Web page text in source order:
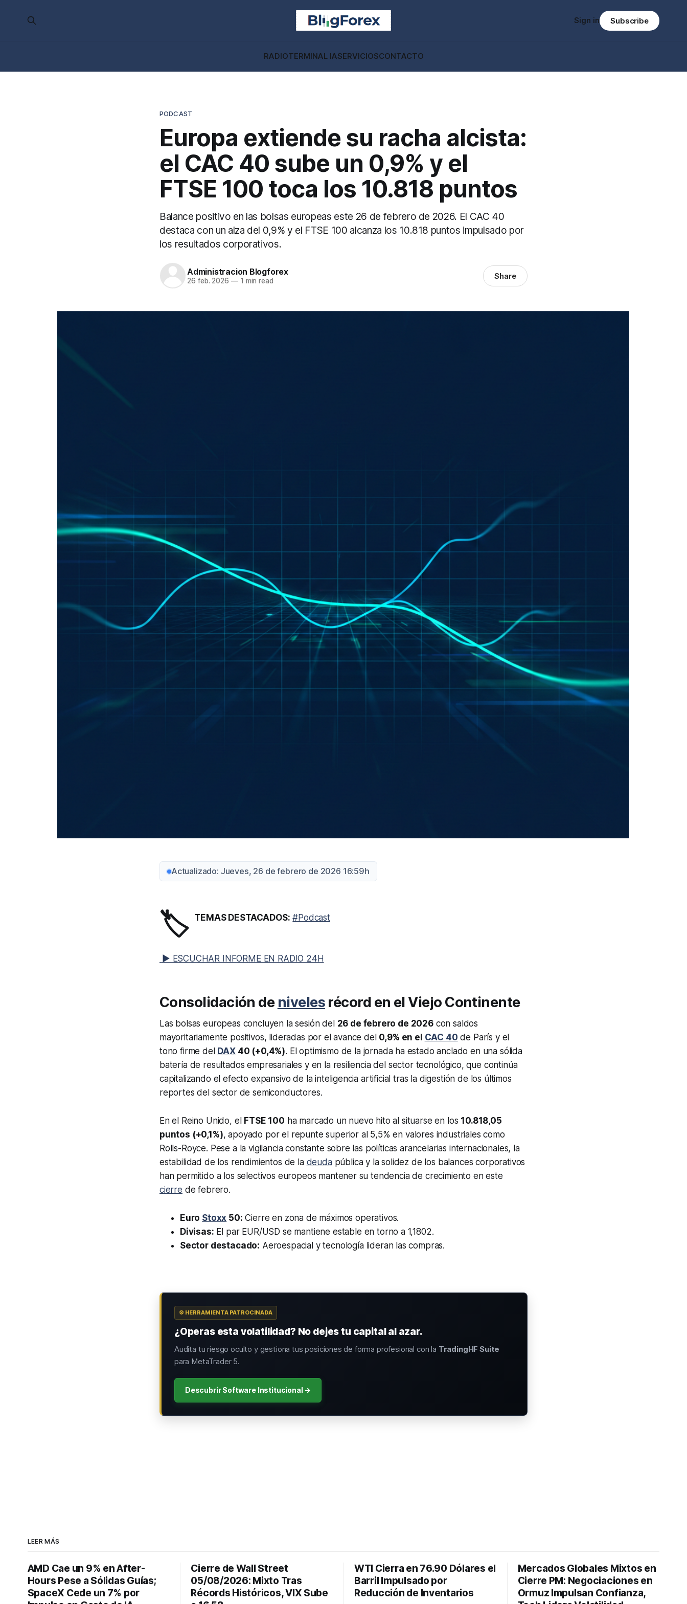
RADIOTERMINAL IASERVICIOSCONTACTO
Sign in Subscribe
PODCAST
Europa extiende su racha alcista:
el CAC 40 sube un 0,9% y el
FTSE 100 toca los 10.818 puntos
Balance positivo en las bolsas europeas este 26 de febrero de 2026. El CAC 40
destaca con un alza del 0,9% y el FTSE 100 alcanza los 10.818 puntos impulsado por
los resultados corporativos.
Administracion Blogforex
26 feb. 2026 —1 min read Share
Actualizado: Jueves, 26 de febrero de 2026 16:59h
🏷️ TEMAS DESTACADOS: #Podcast
▶ ESCUCHAR INFORME EN RADIO 24H
Consolidación de nivelesrécord en el Viejo Continente
Las bolsas europeas concluyen la sesión del 26 de febrero de 2026con saldos
mayoritariamente positivos, lideradas por el avance del 0,9% en el CAC 40 de París y el
tono firme del DAX40 (+0,4%). El optimismo de la jornada ha estado anclado en una sólida
batería de resultados empresariales y en la resiliencia del sector tecnológico, que continúa
capitalizando el efecto expansivo de la inteligencia artificial tras la digestión de los últimos
reportes del sector de semiconductores.
En el Reino Unido, el FTSE 100 ha marcado un nuevo hito al situarse en los 10.818,05
puntos (+0,1%), apoyado por el repunte superior al 5,5% en valores industriales como
Rolls-Royce. Pese a la vigilancia constante sobre las políticas arancelarias internacionales, la
estabilidad de los rendimientos de la deudapública y la solidez de los balances corporativos
han permitido a los selectivos europeos mantener su tendencia de crecimiento en este
cierre de febrero.
Euro Stoxx 50: Cierre en zona de máximos operativos.
Divisas: El par EUR/USD se mantiene estable en torno a 1,1802.
Sector destacado: Aeroespacial y tecnología lideran las compras.
⚙️ HERRAMIENTA PATROCINADA
¿Operas esta volatilidad? No dejes tu capital al azar.
Audita tu riesgo oculto y gestiona tus posiciones de forma profesional con la TradingHF Suite
para MetaTrader 5.
Descubrir Software Institucional →
LEER MÁS
AMD Cae un 9% en After-
Hours Pese a Sólidas Guías;
SpaceX Cede un 7% por
Cierre de Wall Street
05/08/2026: Mixto Tras
Récords Históricos, VIX Sube
WTI Cierra en 76.90 Dólares el
Barril Impulsado por
Reducción de Inventarios
Mercados Globales Mixtos en
Cierre PM: Negociaciones en
Ormuz Impulsan Confianza,